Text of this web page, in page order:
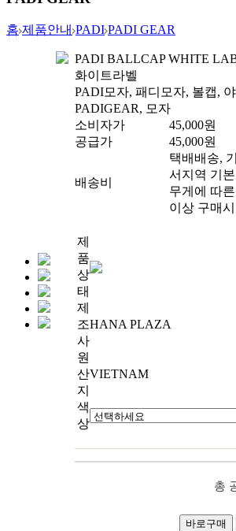
홈 제품안내 PADI PADI GEAR
PADI BALLCAP WHITE
화이트라벨
PADI모자, 패디모자, 볼캡,
PADIGEAR, 모자
소비자가
45,000원
공급가
45,000원
배송비
택배배송,
서지역 기
무게에 따
이상 구매
제
품
상
태
제
조
사
HANA PLAZA
원
산
지
VIETNAM
색
상
총